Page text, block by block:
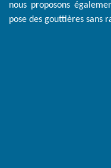
nous proposons
pose des gouttières sans